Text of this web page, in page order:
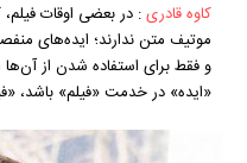
کاوه قادری: در بعضی اوقات
موتیف متن ندارند؛ ایده‌های
و فقط برای استفاده شدن از
«ایده» در خدمت «فیلم» باشد،